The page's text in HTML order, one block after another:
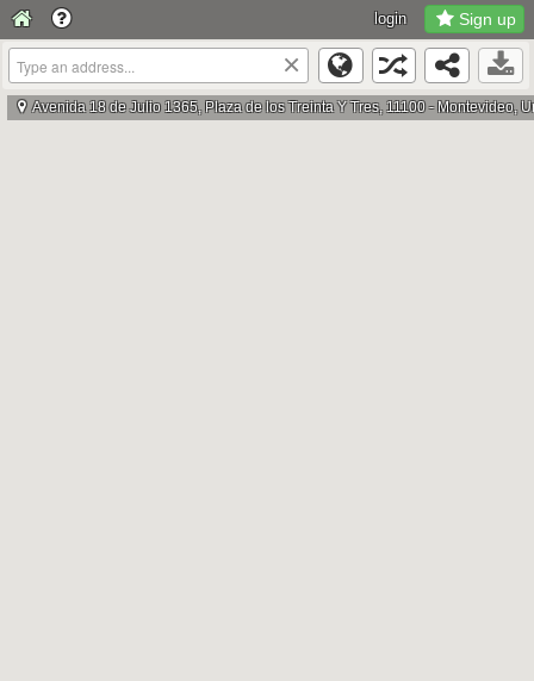
×
Avenida 18 de Julio 1365, Plaza de los Treinta Y Tres, 11100 - Montevideo,
login Sign up